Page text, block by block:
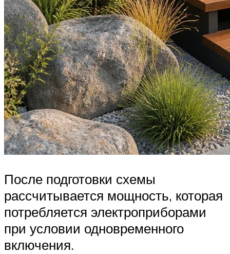
После подготовки схемы
рассчитывается мощность, которая
потребляется электроприборами
при условии одновременного
включения.